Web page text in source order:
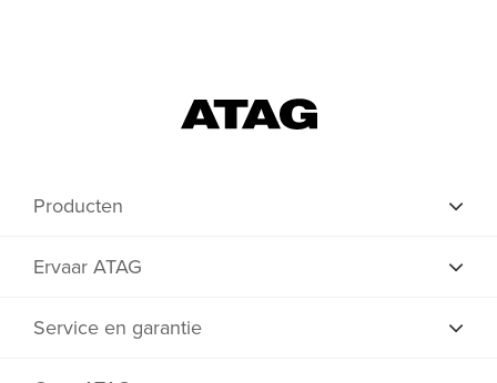
Producten
Ervaar ATAG
Service en garantie